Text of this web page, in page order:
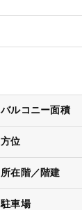
バルコニー面積
方位
所在階／階建
駐車場